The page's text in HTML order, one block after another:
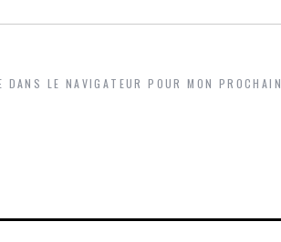
LE NAVIGATEUR POUR MON PROCHAIN